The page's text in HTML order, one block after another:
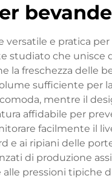
e pratica
che unisce
la freschezza delle
sufficiente per
mentre il
affidabile per
facilmente il
ai ripiani delle
di produzione
pressioni tipiche